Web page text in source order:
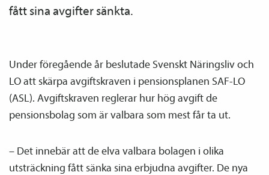
fått sina avgifter sänkta.
Under föregående år beslutade Svenskt Näringsliv och
LO att skärpa avgiftskraven i pensions­planen SAF-LO
(ASL). Avgiftskraven reglerar hur hög avgift de
pensions­bolag som är valbara som mest får ta ut.
– Det innebär att de elva valbara bolagen i olika
utsträckning fått sänka sina erbjudna avgifter. De nya